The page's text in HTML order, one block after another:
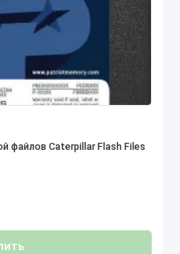
файлов Caterpillar Flash Files